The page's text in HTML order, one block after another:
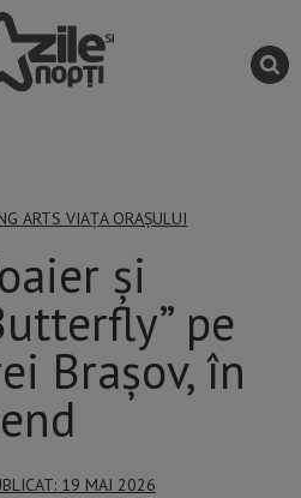
ARTS VIAȚA ORAȘULUI
și
pe
Brașov, în
19 MAI 2026